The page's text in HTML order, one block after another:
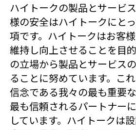
ハイトークの製品とサービ
様の安全はハイトークにと
項です。ハイトークはお客
維持し向上させることを目
の立場から製品とサービス
ることに努めています。こ
信念である我々の最も重要
最も信頼されるパートナー
しています。ハイトークは